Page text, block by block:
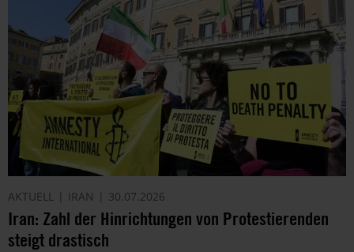
AKTUELL IRAN 30.07.2026
Iran: Zahl der Hinrichtungen von Protestierenden
steigt drastisch